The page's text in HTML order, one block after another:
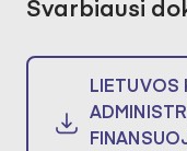
Svarbiausi
LIETUVOS